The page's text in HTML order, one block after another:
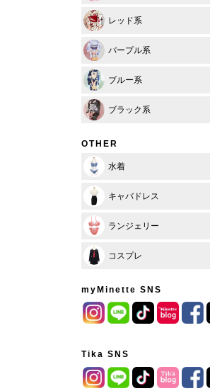
レッド系
パープル系
ブルー系
ブラック系
OTHER
水着
キャバドレス
ランジェリー
コスプレ
myMinette SNS
Tika SNS